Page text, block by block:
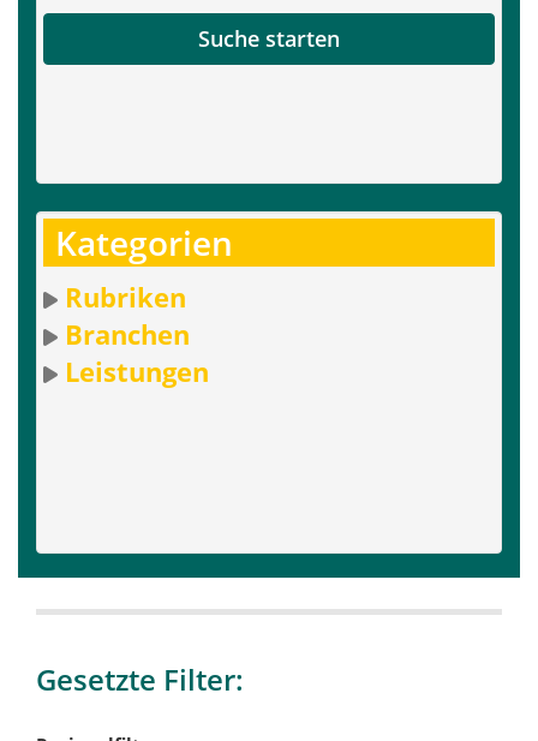
Suche starten
Kategorien
Rubriken
Branchen
Leistungen
Gesetzte Filter: